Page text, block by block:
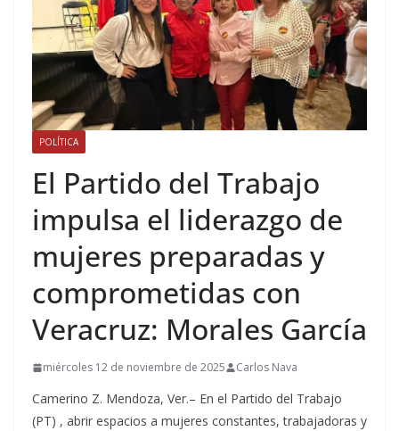
POLÍTICA
El Partido del Trabajo
impulsa el liderazgo de
mujeres preparadas y
comprometidas con
Veracruz: Morales García
miércoles 12 de noviembre de 2025 Carlos Nava
Camerino Z. Mendoza, Ver.– En el Partido del Trabajo
(PT) , abrir espacios a mujeres constantes, trabajadoras y